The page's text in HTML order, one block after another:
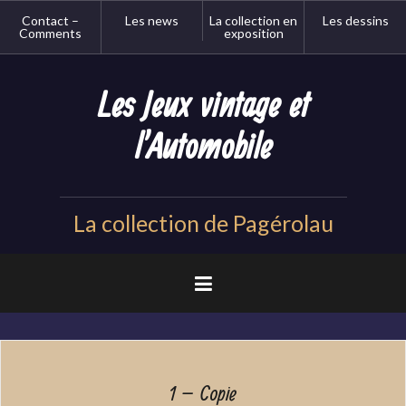
Contact –
Comments
Les news
La collection en
exposition
Les dessins
Les Jeux vintage et
l'Automobile
La collection de Pagérolau
1 – Copie